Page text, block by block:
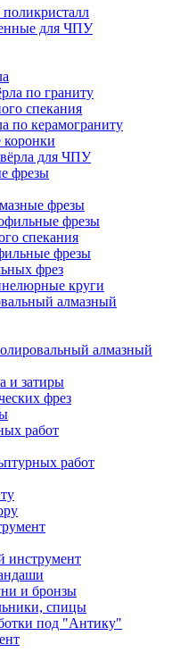
для ЧПУ
по граниту
спекания
по керамограниту
коронки
для ЧПУ
фрезы
фрезы
фрезы
спекания
фрезы
фрез
круги
алмазный
алмазный
и затиры
фрез
работ
работ
инструмент
и бронзы
спицы
под "Антику"